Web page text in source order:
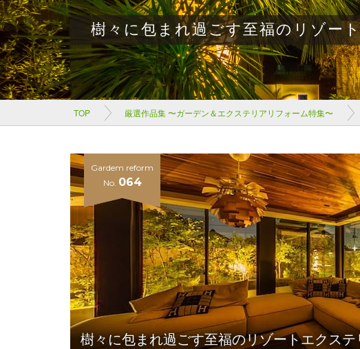
樹々に包まれ過ごす至福のリゾー
TOP 厳選作品集 〜ガーデン＆エクステリアリフォーム特集〜
Gardem reform
No. 064
樹々に包まれ過ごす至福のリゾートエクス